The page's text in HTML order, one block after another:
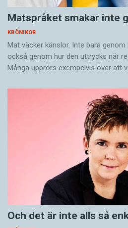
Matspråket smakar inte
KRÖNIKOR
Mat väcker känslor. Inte bara genom
också genom hur den uttrycks när
Många upprörs exempelvis över att
Och det är inte alls så